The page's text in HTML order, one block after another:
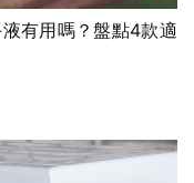
有用嗎？盤點4款適